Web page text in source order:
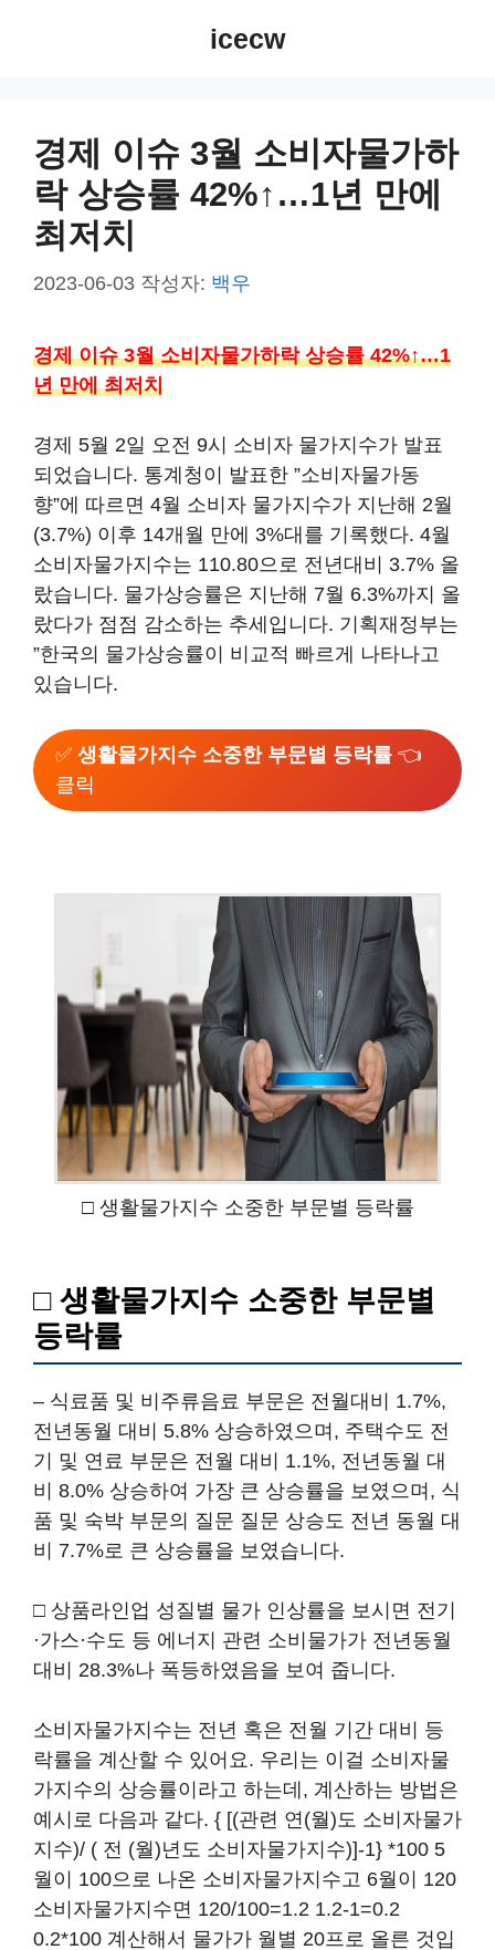
icecw
경제 이슈 3월 소비자물가하
락 상승률 42%↑…1년 만에
최저치
2023-06-03 작성자: 백우
경제 이슈 3월 소비자물가하락 상승률 42%↑…1
년 만에 최저치
경제 5월 2일 오전 9시 소비자 물가지수가 발표
되었습니다. 통계청이 발표한 ”소비자물가동
향”에 따르면 4월 소비자 물가지수가 지난해 2월
(3.7%) 이후 14개월 만에 3%대를 기록했다. 4월
소비자물가지수는 110.80으로 전년대비 3.7% 올
랐습니다. 물가상승률은 지난해 7월 6.3%까지 올
랐다가 점점 감소하는 추세입니다. 기획재정부는
”한국의 물가상승률이 비교적 빠르게 나타나고
있습니다.
✅ 생활물가지수 소중한 부문별 등락률 👈
클릭
□ 생활물가지수 소중한 부문별 등락률
□ 생활물가지수 소중한 부문별
등락률
– 식료품 및 비주류음료 부문은 전월대비 1.7%,
전년동월 대비 5.8% 상승하였으며, 주택수도 전
기 및 연료 부문은 전월 대비 1.1%, 전년동월 대
비 8.0% 상승하여 가장 큰 상승률을 보였으며, 식
품 및 숙박 부문의 질문 질문 상승도 전년 동월 대
비 7.7%로 큰 상승률을 보였습니다.
□ 상품라인업 성질별 물가 인상률을 보시면 전기
·가스·수도 등 에너지 관련 소비물가가 전년동월
대비 28.3%나 폭등하였음을 보여 줍니다.
소비자물가지수는 전년 혹은 전월 기간 대비 등
락률을 계산할 수 있어요. 우리는 이걸 소비자물
가지수의 상승률이라고 하는데, 계산하는 방법은
예시로 다음과 같다. { [(관련 연(월)도 소비자물가
지수)/ ( 전 (월)년도 소비자물가지수)]-1} *100 5
월이 100으로 나온 소비자물가지수고 6월이 120
소비자물가지수면 120/100=1.2 1.2-1=0.2
0.2*100 계산해서 물가가 월별 20프로 올른 것입